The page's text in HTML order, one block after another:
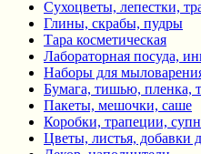
Сухоцветы, лепестки,
Глины, скрабы, пудры
Тара косметическая
Лабораторная посуда,
Наборы для
Бумага, тишью, пленка,
Пакеты, мешочки, саше
Коробки, трапеции,
Цветы, листья, добавки